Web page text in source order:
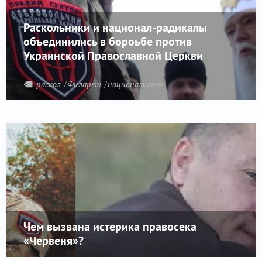
Раскольники и национал-радикалы
объединились в бороьбе против
Украинской Православной Церкви
раскол Филарет националисты
Чем вызвана истерика правосека
«Червеня»?